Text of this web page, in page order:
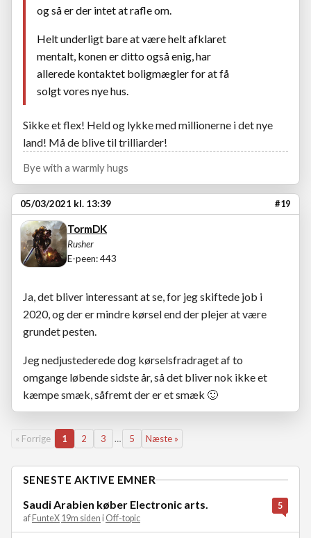
og så er der intet at rafle om.
Helt underligt bare at være helt afklaret
mentalt, konen er ditto også enig, har
allerede kontaktet boligmægler for at få
solgt vores nye hus.
Sikke et flex! Held og lykke med millionerne i det nye
land! Må de blive til trilliarder!
Bye with a warmly hugs
05/03/2021 kl. 13:39 #19
TormDK
Rusher
E-peen: 443
Ja, det bliver interessant at se, for jeg skiftede job i
2020, og der er mindre kørsel end der plejer at være
grundet pesten.
Jeg nedjustederede dog kørselsfradraget af to
omgange løbende sidste år, så det bliver nok ikke et
kæmpe smæk, såfremt der er et smæk 🙂
« Forrige 1 2 3 … 5 Næste »
SENESTE AKTIVE EMNER
Saudi Arabien køber Electronic arts.
af FunteX 19m siden i Off-topic
5